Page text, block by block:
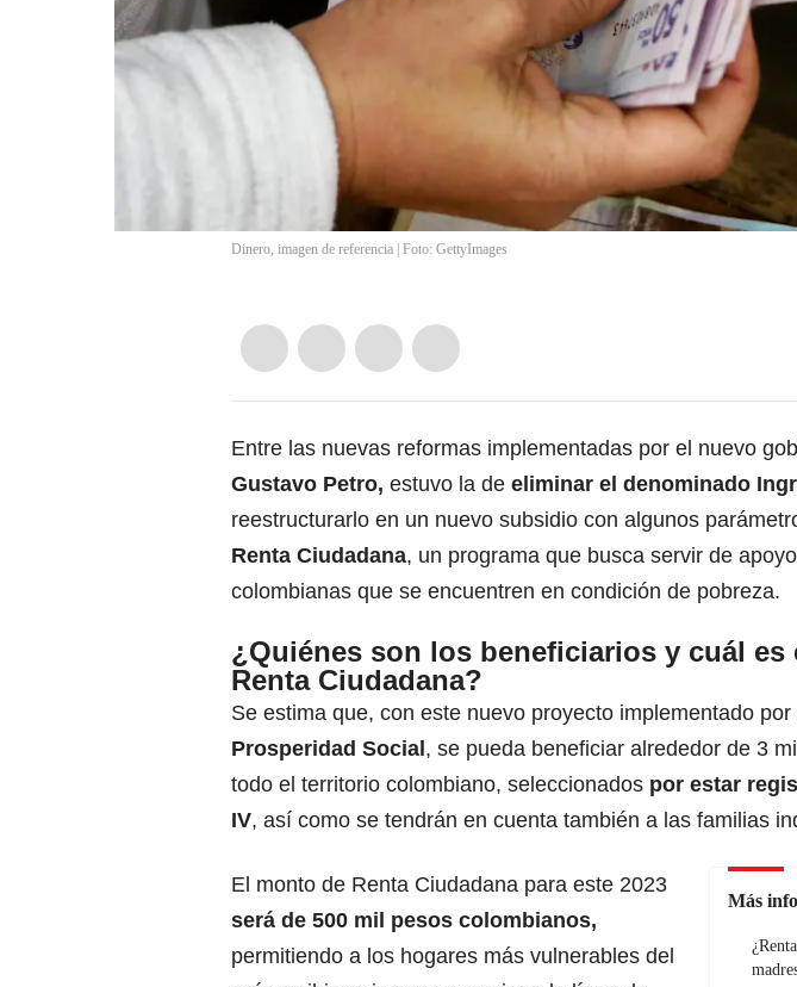
Dinero, imagen de referencia | Foto: GettyImages
Entre las nuevas reformas implementadas por el nuevo
Gustavo Petro, estuvo la de eliminar el denominado
reestructurarlo en un nuevo subsidio con algunos
Renta Ciudadana, un programa que busca servir de
colombianas que se encuentren en condición de pobreza.
¿Quiénes son los beneficiarios y cuál es
Renta Ciudadana?
Se estima que, con este nuevo proyecto implementado por
Prosperidad Social , se pueda beneficiar alrededor de 3
todo el territorio colombiano, seleccionados por estar
IV, así como se tendrán en cuenta también a las familias
Más
El monto de Renta Ciudadana para este 2023
será de 500 mil pesos colombianos,
permitiendo a los hogares más vulnerables del